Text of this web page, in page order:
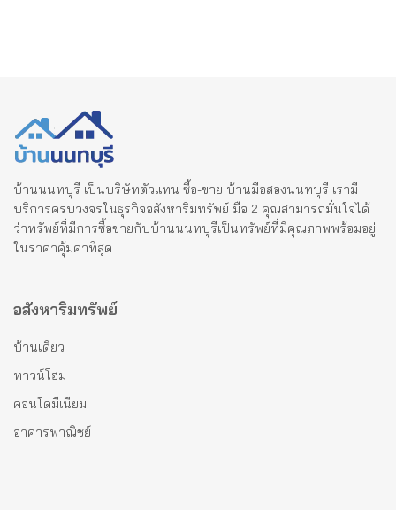
บ้านนนทบุรี เป็นบริษัทตัวแทน ซื้อ-ขาย บ้านมือสองนนทบุรี เรามี
บริการครบวงจรในธุรกิจอสังหาริมทรัพย์ มือ 2 คุณสามารถมั่นใจได้
ว่าทรัพย์ที่มีการซื้อขายกับบ้านนนทบุรีเป็นทรัพย์ที่มีคุณภาพพร้อมอยู่
ในราคาคุ้มค่าที่สุด
อสังหาริมทรัพย์
บ้านเดี่ยว
ทาวน์โฮม
คอนโดมีเนียม
อาคารพาณิชย์